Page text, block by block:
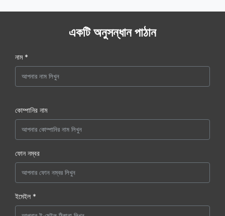
একটি অনুসন্ধান পাঠান
নাম *
কোম্পানির নাম
ফোন নম্বর
ইমেইল *